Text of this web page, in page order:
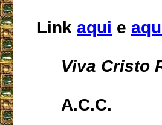
Link aqui e
Viva Cristo
A.C.C.